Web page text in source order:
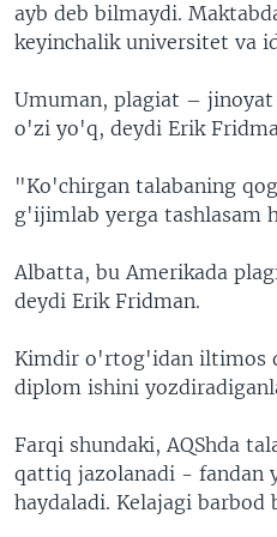
ayb deb bilmaydi.
keyinchalik universitet va
Umuman, plagiat – jinoyat
o'zi yo'q, deydi Erik
"Ko'chirgan talabaning
g'ijimlab yerga tashlasam
Albatta, bu Amerikada
deydi Erik Fridman.
Kimdir o'rtog'idan iltimos
diplom ishini
Farqi shundaki, AQShda
qattiq jazolanadi - fandan
haydaladi. Kelajagi